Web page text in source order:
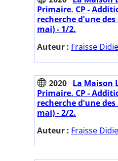
Primaire. CP -
recherche d'une
mai) - 1/2.
Auteur : Fraisse
2020 La Maison
Primaire. CP -
recherche d'une
mai) - 2/2.
Auteur : Fraisse